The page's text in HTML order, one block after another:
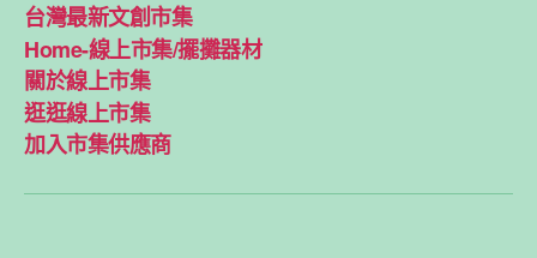
台灣最新文創市集
Home-線上市集/擺攤器材
關於線上市集
逛逛線上市集
加入市集供應商